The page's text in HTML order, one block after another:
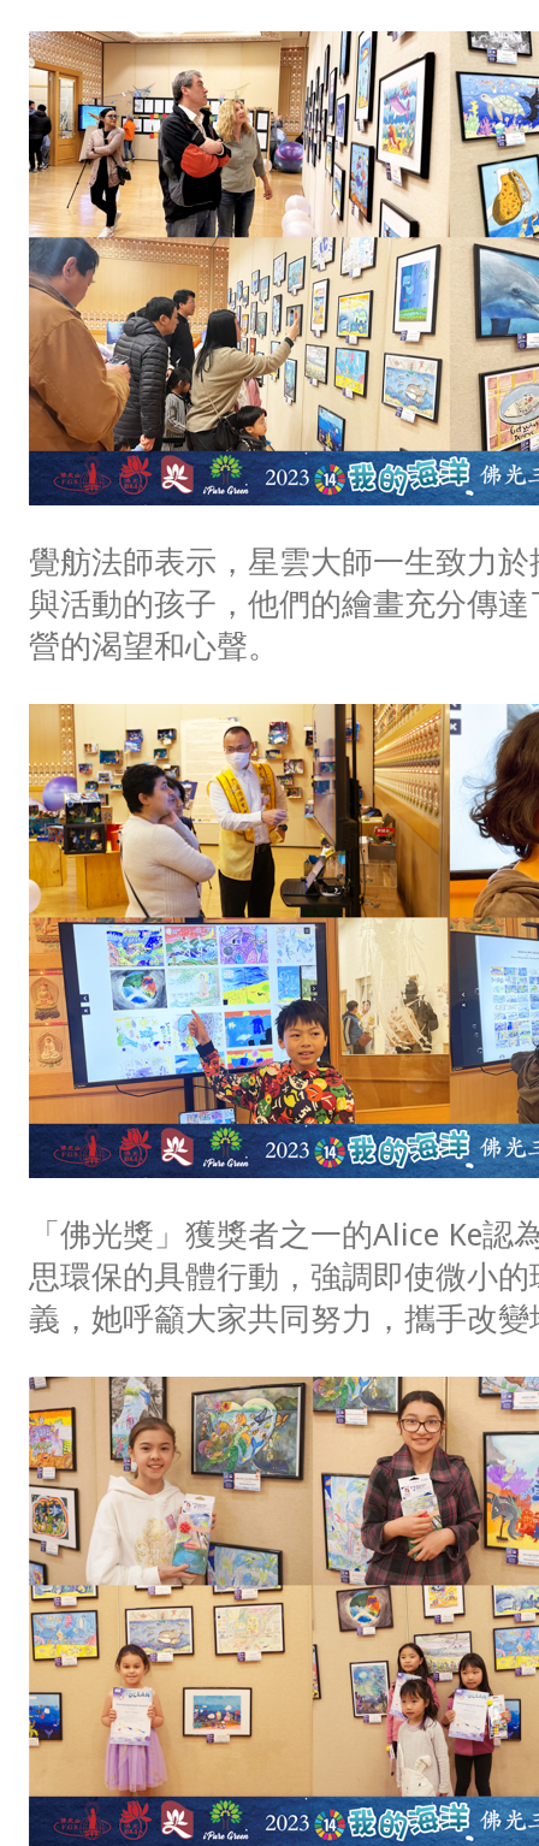
覺舫法師表示，星雲大師一生致力
與活動的孩子，他們的繪畫充分傳
營的渴望和心聲。
「佛光獎」獲獎者之一的Alice Ke認
思環保的具體行動，強調即使微小
義，她呼籲大家共同努力，攜手改